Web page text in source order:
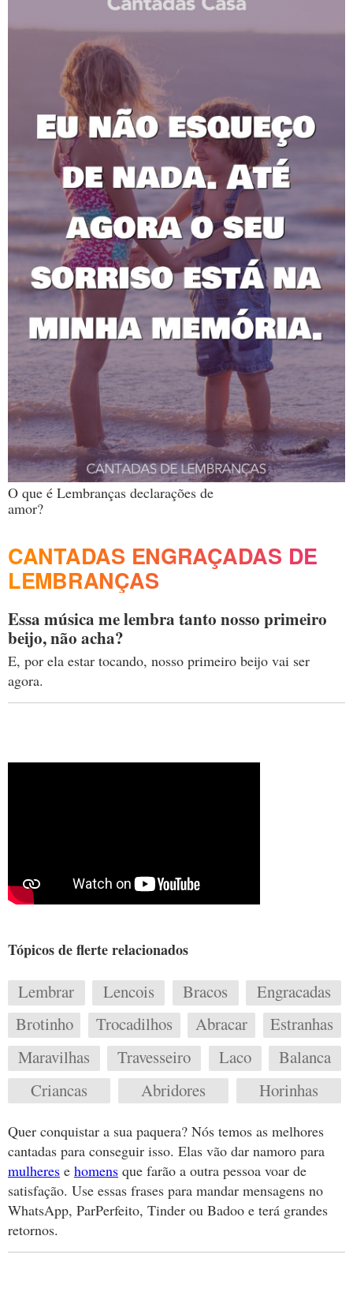
O que é Lembranças declarações de
amor?
CANTADAS ENGRAÇADAS DE
LEMBRANÇAS
Essa música me lembra tanto nosso primeiro
beijo, não acha?
E, por ela estar tocando, nosso primeiro beijo vai ser
agora.
Tópicos de flerte relacionados
Lembrar Lencois Bracos
Engracadas
Brotinho
Trocadilhos Abracar
Estranhas
Maravilhas
Travesseiro Laco
Balanca
Criancas
Abridores Horinhas
Quer conquistar a sua paquera? Nós temos as melhores
cantadas para conseguir isso. Elas vão dar namoro para
mulheres e homens que farão a outra pessoa voar de
satisfação. Use essas frases para mandar mensagens no
WhatsApp, ParPerfeito, Tinder ou Badoo e terá grandes
retornos.